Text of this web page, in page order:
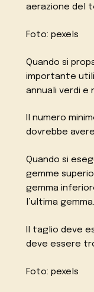
aerazione del
Foto: pexels
Quando si
importante
annuali verdi e
Il numero
dovrebbe
Quando si
gemme
gemma
l’ultima gemma.
Il taglio deve
deve essere
Foto: pexels